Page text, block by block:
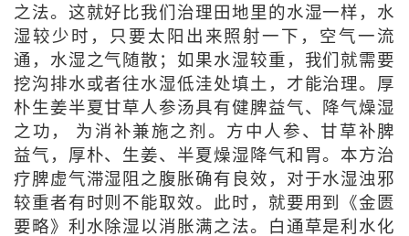
之法。这就好比我们治理田地里的水湿一样，水
湿较少时，只要太阳出来照射一下，空气一流
通，水湿之气随散；如果水湿较重，我们就需要
挖沟排水或者往水湿低洼处填土，才能治理。厚
朴生姜半夏甘草人参汤具有健脾益气、降气燥湿
之功， 为消补兼施之剂。方中人参、甘草补脾
益气，厚朴、生姜、半夏燥湿降气和胃。本方治
疗脾虚气滞湿阻之腹胀确有良效，对于水湿浊邪
较重者有时则不能取效。此时，就要用到《金匮
要略》利水除湿以消胀满之法。白通草是利水化